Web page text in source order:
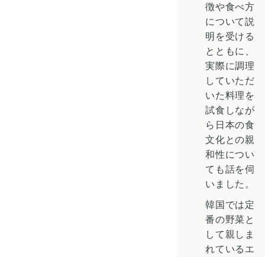
徴や食べ方
について説
明を受ける
とともに、
実際に調理
していただ
いた料理を
試食しなが
ら日本の食
文化との親
和性につい
ても話を伺
いました。
韓国では定
番の野菜と
して親しま
れているエ